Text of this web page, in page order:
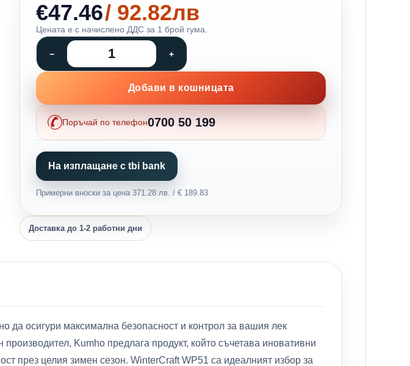
€47.46/ 92.82лв
Цената е с начислено ДДС за 1 брой гума.
Добави в кошницата
Поръчай по телефон0700 50 199
На изплащане с tbi bank
Примерни вноски за цена 371.28 лв. / € 189.83
Доставка до 1-2 работни дни
осигури максимална безопасност и контрол за вашия лек
Kumho предлага продукт, който съчетава иновативни
през целия зимен сезон. WinterCraft WP51 са идеалният избор за